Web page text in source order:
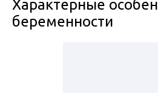
Характерные
беременности